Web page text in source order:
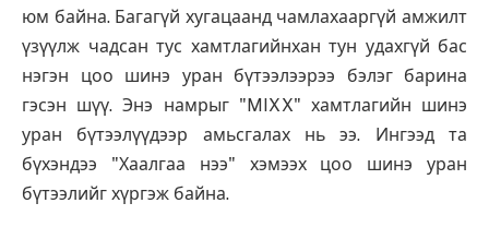
юм байна. Багагүй хугацаанд чамлахааргүй амжилт
үзүүлж чадсан тус хамтлагийнхан тун удахгүй бас
нэгэн цоо шинэ уран бүтээлээрээ бэлэг барина
гэсэн шүү. Энэ намрыг "MIXX" хамтлагийн шинэ
уран бүтээлүүдээр амьсгалах нь ээ. Ингээд та
бүхэндээ "Хаалгаа нээ" хэмээх цоо шинэ уран
бүтээлийг хүргэж байна.